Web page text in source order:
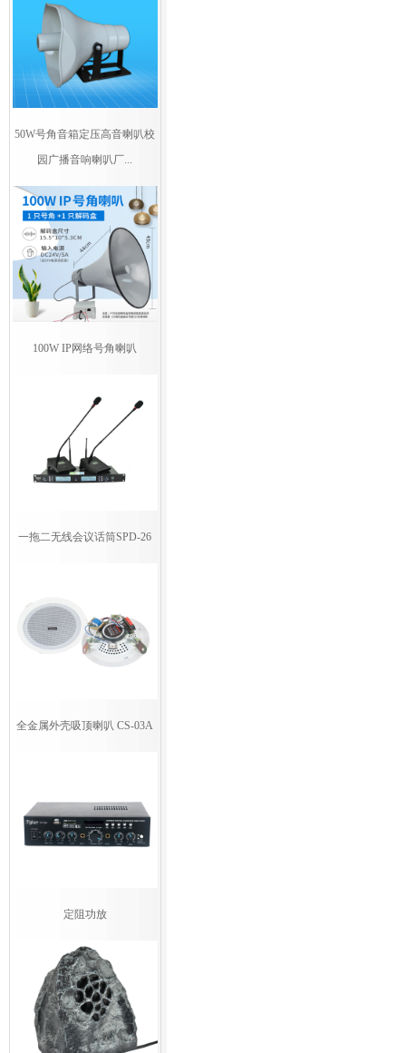
50W号角音箱定压高音喇叭校
园广播音响喇叭厂...
100W IP网络号角喇叭
一拖二无线会议话筒SPD-26
全金属外壳吸顶喇叭 CS-03A
定阻功放